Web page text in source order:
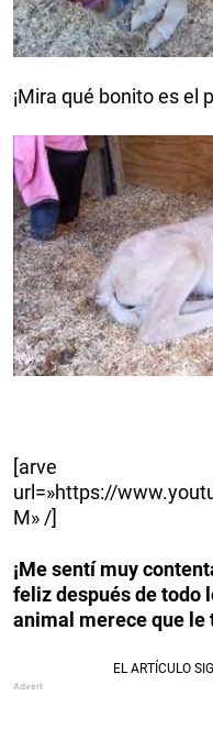
¡Mira qué bonito es el
[arve
url=»https://
M» /]
¡Me sentí muy
feliz después de todo
animal merece que le